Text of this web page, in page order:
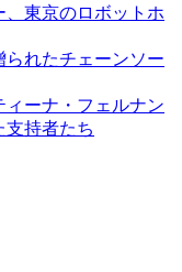
東京のロボットホ
られたチェーンソー
ィーナ・フェルナン
支持者たち